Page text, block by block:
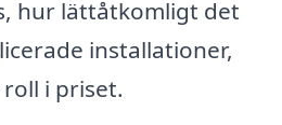
hur lättåtkomligt det
installationer,
i priset.